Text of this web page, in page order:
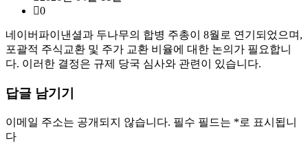
0
네이버파이낸셜과 두나무의 합병 주총이 8월로 연기되었으며,
포괄적 주식교환 및 주가 교환 비율에 대한 논의가 필요합니
다. 이러한 결정은 규제 당국 심사와 관련이 있습니다.
답글 남기기
이메일 주소는 공개되지 않습니다. 필수 필드는 *로 표시됩니
다